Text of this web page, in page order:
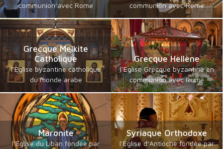
communion avec Rome
communion avec Rome
Grecque Melkite
Catholique
l’Eglise byzantine catholique
du monde arabe
Grecque Hellène
l’Eglise Grecque byzantine en
communion avec Rome
Maronite
l’Eglise du Liban fondée par
Syriaque Orthodoxe
l’Eglise d’Antioche fondée par